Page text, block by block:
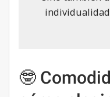
individualidad
🤓